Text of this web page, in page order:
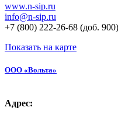
www.n-sip.ru
info@n-sip.ru
+7 (800) 222‑26-68 (доб. 900)
Показать на карте
ООО «Вольта»
Адрес: